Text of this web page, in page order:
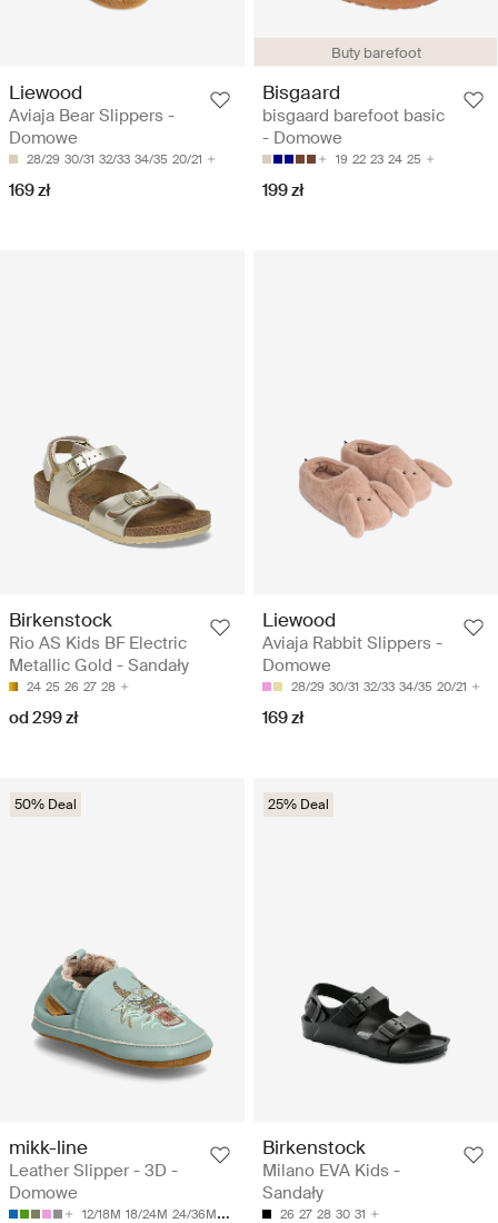
Liewood
Aviaja Bear Slippers -
Domowe
28/29 30/31 32/33 34/35 20/21
169 zł
Buty barefoot
Bisgaard
bisgaard barefoot basic
- Domowe
19 22 23 24 25
199 zł
Birkenstock
Rio AS Kids BF Electric
Metallic Gold - Sandały
24 25 26 27 28
od 299 zł
Liewood
Aviaja Rabbit Slippers -
Domowe
28/29 30/31 32/33 34/35 20/21
169 zł
50% Deal
mikk-line
Leather Slipper - 3D -
Domowe
12/18M 18/24M 24/36M 36/48M
25% Deal
Birkenstock
Milano EVA Kids -
Sandały
26 27 28 30 31